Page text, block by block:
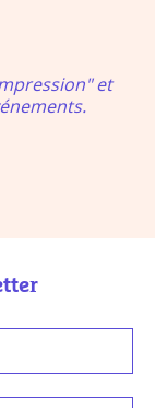
et